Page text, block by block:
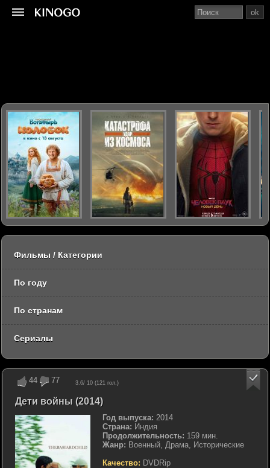
44 77 3.6/ 10 (121 гол.)
Дети войны (2014)
Год выпуска: 2014
Страна: Индия
Продолжительность: 159 мин.
Жанр: Военный, Драма, Исторические
Качество: DVDRip
ok
Фильмы / Категории
По году
По странам
Сериалы